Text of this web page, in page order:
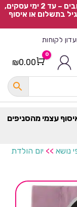
חדש! משלוח אקספרס בהתאם לרשימת היישובים – עד 2 ימי עסקים,
בתשלום או איסוף
לקוחות
Cart
0
₪0.00
חינם או איסוף עצמי מהסניפים
נושא >> יום הולדת